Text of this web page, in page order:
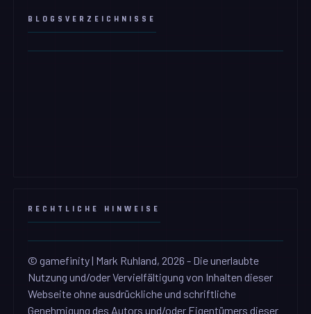
BLOGSVERZEICHNISSE
RECHTLICHE HINWEISE
© gamefinity | Mark Ruhland, 2026 - Die unerlaubte
Nutzung und/oder Vervielfältigung von Inhalten dieser
Webseite ohne ausdrückliche und schriftliche
Genehmigung des Autors und/oder Eigentümers dieser